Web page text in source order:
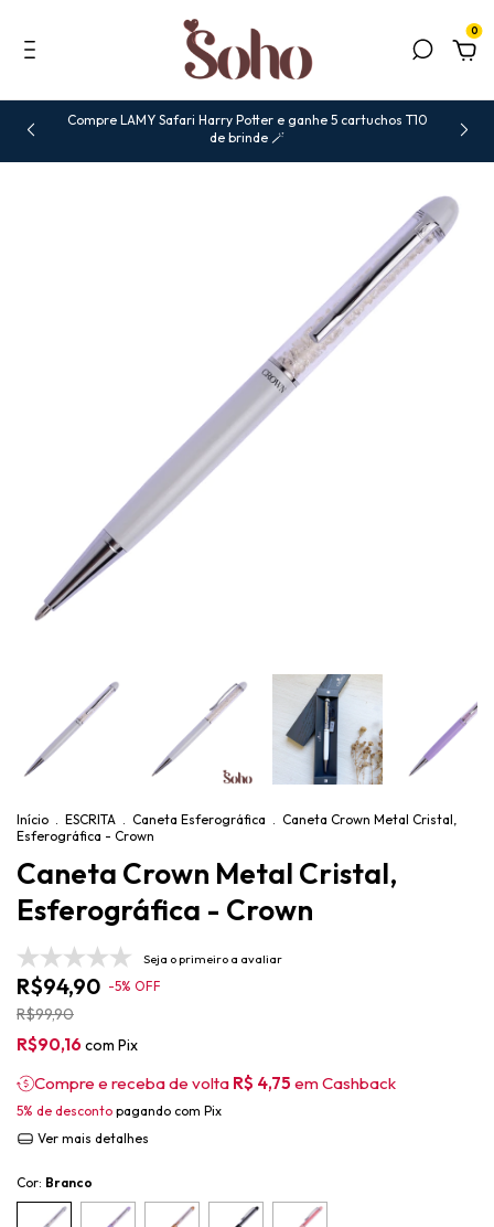
0
Compre LAMY Safari Harry Potter e ganhe 5 cartuchos T10
de brinde 🪄
Início . ESCRITA . Caneta Esferográfica . Caneta Crown Metal Cristal,
Esferográfica - Crown
Caneta Crown Metal Cristal,
Esferográfica - Crown
Seja o primeiro a avaliar
R$94,90 -5% OFF
R$99,90
R$90,16 com Pix
Compre e receba de volta R$ 4,75 em Cashback
5% de desconto pagando com Pix
Ver mais detalhes
Cor: Branco